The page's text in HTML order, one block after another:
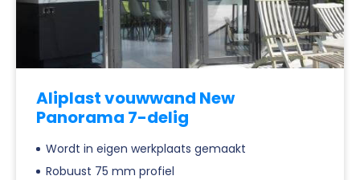
Aliplast vouwwand New
Panorama 7-delig
Wordt in eigen werkplaats gemaakt
Robuust 75 mm profiel